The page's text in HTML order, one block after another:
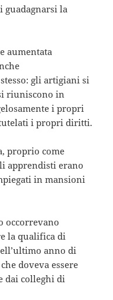
guadagnarsi la
aumentata
gli artigiani si
riuniscono in
i propri
i propri diritti.
proprio come
apprendisti erano
in mansioni
occorrevano
la qualifica di
anno di
doveva essere
dai colleghi di